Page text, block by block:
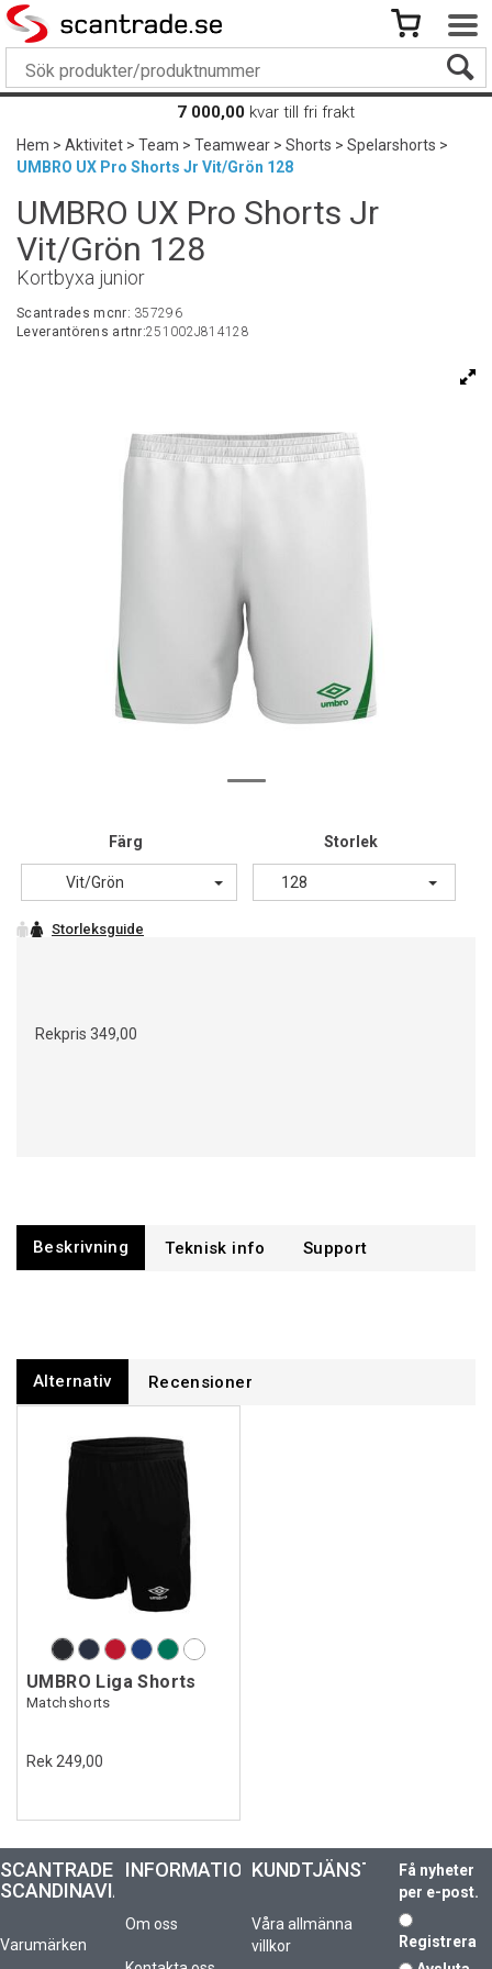
7 000,00 kvar till fri frakt
Hem>Aktivitet>Team>Teamwear>Shorts>Spelarshorts>
UMBRO UX Pro Shorts Jr Vit/Grön 128
UMBRO UX Pro Shorts Jr
Vit/Grön 128
Kortbyxa junior
Scantrades mcnr: 357296
Leverantörens artnr:251002J814128
Färg
Vit/Grön
Storlek
128
Rekpris 349,00
Beskrivning Support
Alternativ Recensioner
UMBRO Liga Shorts
Matchshorts
Rek 249,00
SCANTRADE
SCANDINAVIA
Varumärken
INFORMATION
Om oss
KUNDTJÄNST
Våra allmänna
villkor
Få nyheter
per e-post.
Registrera